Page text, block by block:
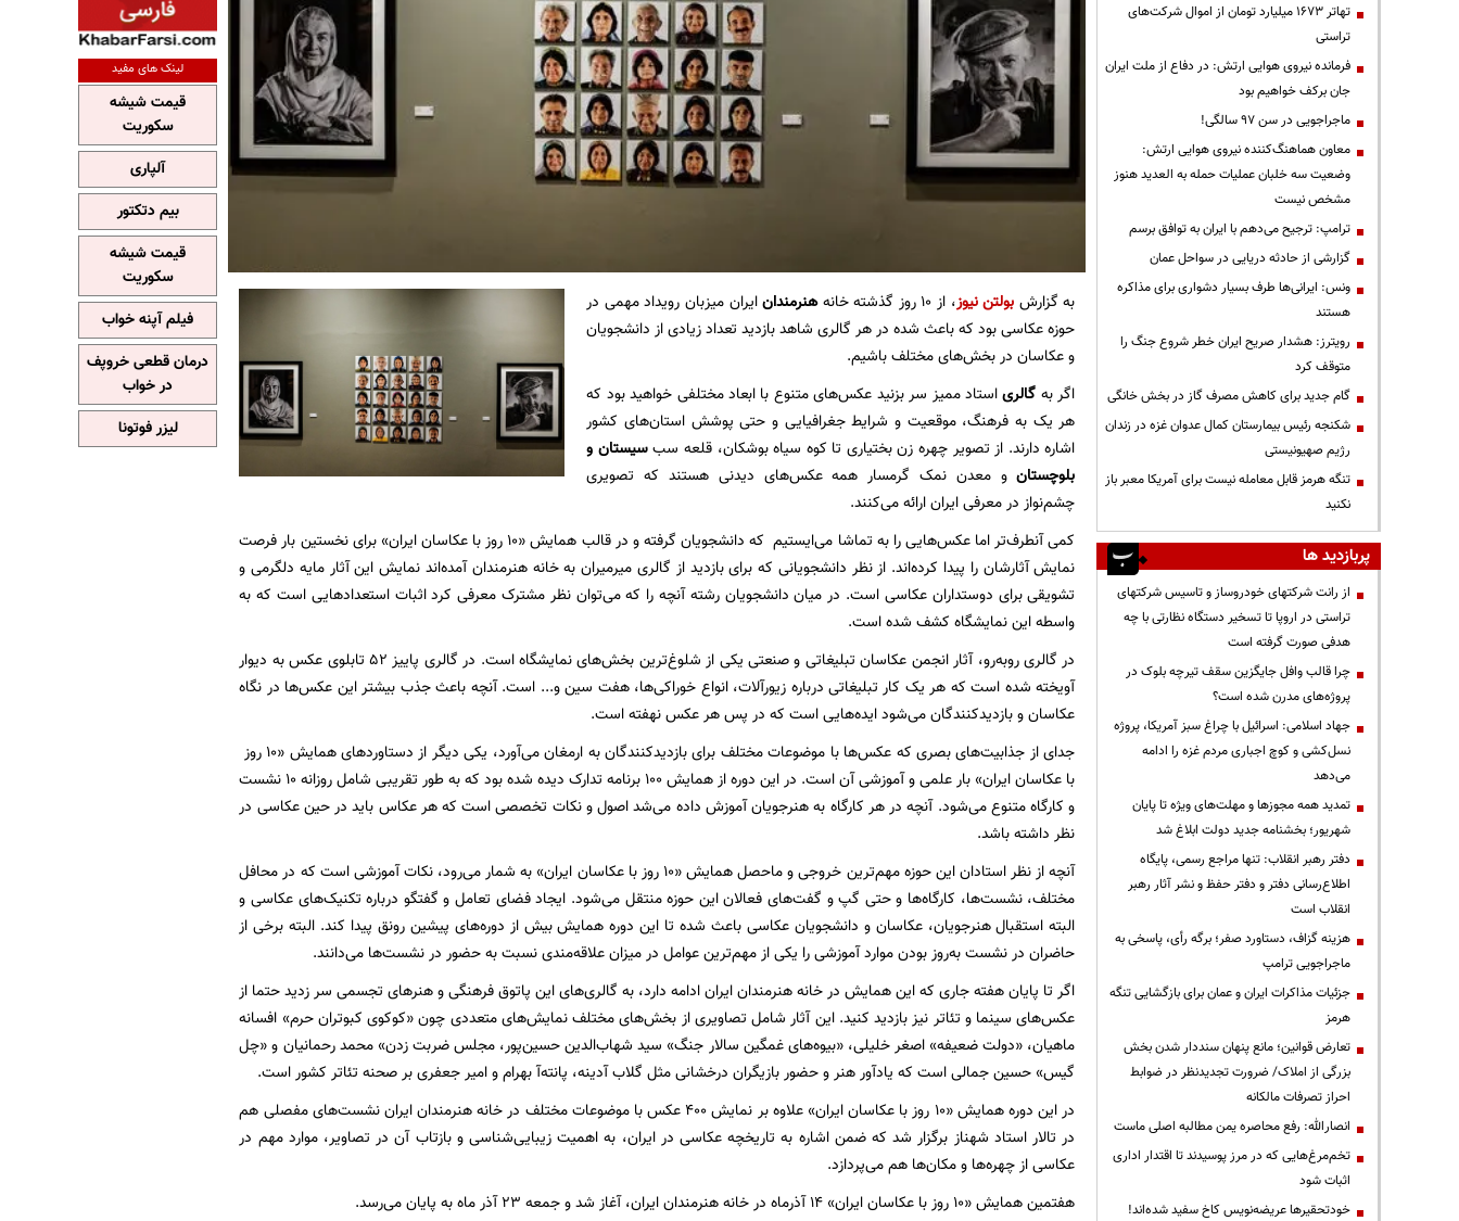
به گزارش بولتن نیوز، از ۱۰ روز گذشته خانه هنرمندانایران میزبان رویداد مهمی در
حوزه عکاسی بود که باعث شده در هر گالری شاهد بازدید تعداد زیادی از دانشجویان
و عکاسان در بخش‌های مختلف باشیم.
اگر به گالریاستاد ممیز سر بزنید عکس‌های متنوع با ابعاد مختلفی خواهید بود که
هر یک به فرهنگ، موقعیت و شرایط جغرافیایی و حتی پوشش استان‌های کشور
اشاره دارند. از تصویر چهره زن بختیاری تا کوه سیاه بوشکان، قلعه سبسیستان و
بلوچستانو معدن نمک گرمسار همه عکس‌های دیدنی هستند که تصویری
چشم‌نواز در معرفی ایران ارائه می‌کنند.
کمی آنطرف‌تر اما عکس‌هایی را به تماشا می‌ایستیم که دانشجویان گرفته‌ و در قالب همایش «۱۰ روز با عکاسان ایران» برای نخستین بار فرصت
نمایش آثارشان را پیدا کرده‌اند. از نظر دانشجویانی که برای بازدید از گالری میرمیران به خانه هنرمندان آمده‌اند نمایش این آثار مایه دلگرمی و
تشویقی برای دوستداران عکاسی است. در میان دانشجویان رشته آنچه را که می‌توان نظر مشترک معرفی کرد اثبات استعدادهایی است که به
واسطه این نمایشگاه کشف شده است.
در گالری روبه‌رو، آثار انجمن عکاسان تبلیغاتی و صنعتی یکی از شلوغ‌ترین بخش‌های نمایشگاه است. در گالری پاییز ۵۲ تابلوی عکس به دیوار
آویخته شده است که هر یک کار تبلیغاتی درباره زیورآلات، انواع خوراکی‌ها، هفت سین و... است. آنچه باعث جذب بیشتر این عکس‌ها در نگاه
عکاسان و بازدیدکنندگان می‌شود ایده‌هایی است که در پس هر عکس نهفته است.
جدای از جذابیت‌های بصری که عکس‌ها با موضوعات مختلف برای بازدیدکنندگان به ارمغان می‌آورد، یکی دیگر از دستاوردهای همایش «۱۰ روز
با عکاسان ایران» بار علمی و آموزشی آن است. در این دوره از همایش ۱۰۰ برنامه تدارک دیده شده بود که به طور تقریبی شامل روزانه ۱۰ نشست
و کارگاه متنوع می‌شود. ‌آنچه در هر کارگاه به هنرجویان آموزش داده می‌شد اصول و نکات تخصصی است که هر عکاس باید در حین عکاسی در
نظر داشته باشد.
آنچه از نظر استادان این حوزه مهم‌ترین خروجی و ماحصل همایش «۱۰ روز با عکاسان ایران» به شمار می‌رود، نکات آموزشی است که در محافل
مختلف، نشست‌ها، کارگاه‌ها و حتی گپ و گفت‌های فعالان این حوزه منتقل می‌شود. ایجاد فضای تعامل و گفتگو درباره تکنیک‌های عکاسی و
البته استقبال هنرجویان، عکاسان و دانشجویان عکاسی باعث شده تا این دوره همایش بیش از دوره‌های پیشین رونق پیدا کند. البته برخی از
حاضران در نشست به‌روز بودن موارد آموزشی را یکی از مهم‌ترین عوامل در میزان علاقه‌مندی نسبت به حضور در نشست‌ها می‌دانند.
اگر تا پایان هفته جاری که این همایش در خانه هنرمندان ایران ادامه دارد، به گالری‌های این پاتوق فرهنگی و هنرهای تجسمی سر زدید حتما از
عکس‌های سینما و تئاتر نیز بازدید کنید. این آثار شامل تصاویری از بخش‌های مختلف نمایش‌های متعددی چون «کوکوی کبوتران حرم» افسانه
ماهیان، «دولت ضعیفه» اصغر خلیلی، «بیوه‌های غمگین سالار جنگ» سید شهاب‌الدین حسین‌پور، مجلس ضربت زدن» محمد رحمانیان و «چل
گیس» حسین جمالی است که یادآور هنر و حضور بازیگران درخشانی مثل گلاب آدینه، پانته‌آ بهرام و امیر جعفری بر صحنه تئاتر کشور است.
در این دوره همایش «۱۰ روز با عکاسان ایران» علاوه بر نمایش ۴۰۰ عکس با موضوعات مختلف در خانه هنرمندان ایران نشست‌های مفصلی هم
در تالار استاد شهناز برگزار شد که ضمن اشاره به تاریخچه عکاسی در ایران، به اهمیت زیبایی‌شناسی و بازتاب آن در تصاویر، موارد مهم در
عکاسی از چهره‌ها و مکان‌ها هم می‌پردازد.
هفتمین همایش «۱۰ روز با عکاسان ایران» ۱۴ آذرماه در خانه هنرمندان ایران، آغاز شد و جمعه ۲۳ آذر ماه به پایان می‌رسد.
تهاتر ۱۶۷۳ میلیارد تومان از اموال شرکت‌های
تراستی
فرمانده نیروی هوایی ارتش: در دفاع از ملت ایران
جان برکف خواهیم بود
ماجراجویی در سن ۹۷ سالگی!
معاون هماهنگ‌کننده نیروی هوایی ارتش:
وضعیت سه خلبان عملیات حمله به العدید هنوز
مشخص نیست
ترامپ: ترجیح می‌دهم با ایران به توافق برسم
گزارشی از حادثه دریایی در سواحل عمان
ونس: ایرانی‌ها طرف بسیار دشواری برای مذاکره
هستند
رویترز: هشدار صریح ایران خطر شروع جنگ را
متوقف کرد
گام جدید برای کاهش مصرف گاز در بخش خانگی
شکنجه رئیس بیمارستان کمال عدوان غزه در زندان
رژیم صهیونیستی
تنگه هرمز قابل معامله نیست برای آمریکا معبر باز
نکنید
پربازدید ها
از رانت‌ شرکتهای خودروساز و تاسیس شرکتهای
تراستی در اروپا تا تسخیر دستگاه نظارتی با چه
هدفی صورت گرفته است
چرا قالب وافل جایگزین سقف تیرچه بلوک در
پروژه‌های مدرن شده است؟
جهاد اسلامی: اسرائیل با چراغ سبز آمریکا، پروژه
نسل‌کشی و کوچ اجباری مردم غزه را ادامه
می‌دهد
تمدید همه مجوزها و مهلت‌های ویژه تا پایان
شهریور؛ بخشنامه جدید دولت ابلاغ شد
دفتر رهبر انقلاب: تنها مراجع رسمی، پایگاه
اطلاع‌رسانی دفتر و دفتر حفظ و نشر آثار رهبر
انقلاب است
هزینه گزاف، دستاورد صفر؛ برگه رأی، پاسخی به
ماجراجویی ترامپ
جزئیات مذاکرات ایران و عمان برای بازگشایی تنگه
هرمز
تعارض قوانین؛ مانع پنهان سنددار شدن بخش
بزرگی از املاک/ ضرورت تجدیدنظر در ضوابط
احراز تصرفات مالکانه
انصارالله: رفع محاصره یمن مطالبه اصلی ماست
تخم‌مرغ‌هایی که در مرز پوسیدند تا اقتدار اداری
اثبات شود
خودتحقیرها عریضه‌نویس کاخ سفید شده‌اند!
لینک های مفید
قیمت شیشه
سکوریت
آلپاری
بیم دتکتور
قیمت شیشه
سکوریت
فیلم آپنه خواب
درمان قطعی خروپف
در خواب
لیزر فوتونا